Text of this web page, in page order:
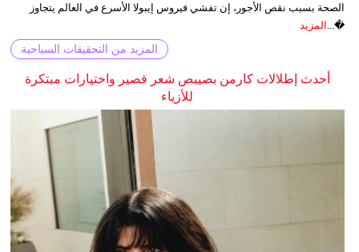
الصحة بسبب نقص الأجور، إن تفشي فيروس إيبولا الأسرع في العالم يتجاوز
�... المزيد
المزيد من التحقيقات السياحية
أحدث إطلالات كارمن بصيبص شعر قصير واختيارات مبتكرة
للأزياء